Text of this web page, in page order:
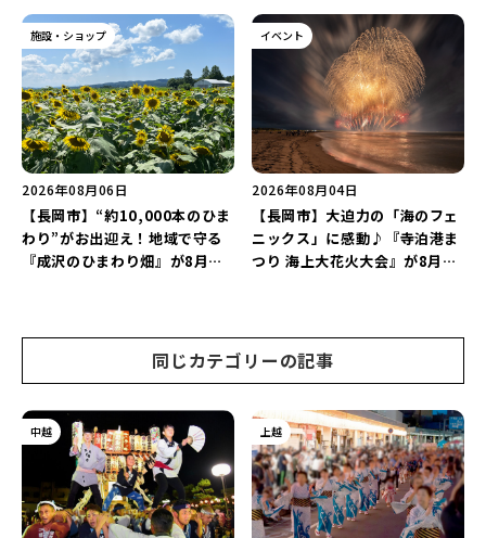
手”のシュート対決は必見♪
ナ丸大新潟のサマーフェスタ
2026」がおすすめ♪
施設・ショップ
2026年08月06日
【長岡市】“約10,000本のひま
わり”がお出迎え！地域で守る
『成沢のひまわり畑』が8月中
イベント
2026年08月04日
【長岡市】大迫力の「海のフェ
ニックス」に感動♪『寺泊港ま
つり 海上大花火大会』が8月7
同じカテゴリーの記事
中越 上越